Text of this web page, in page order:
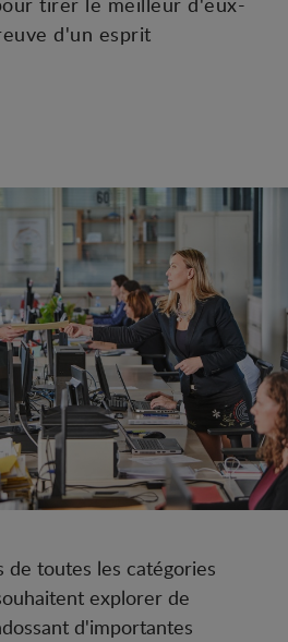
d'un esprit
de toutes les catégories
explorer de
d'importantes